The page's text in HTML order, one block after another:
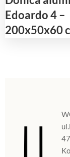
Edoardo 4 –
200x50x60